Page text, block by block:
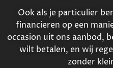
Ook als je particulier
financieren op een
occasion uit ons aanbod,
wilt betalen, en wij
zonder